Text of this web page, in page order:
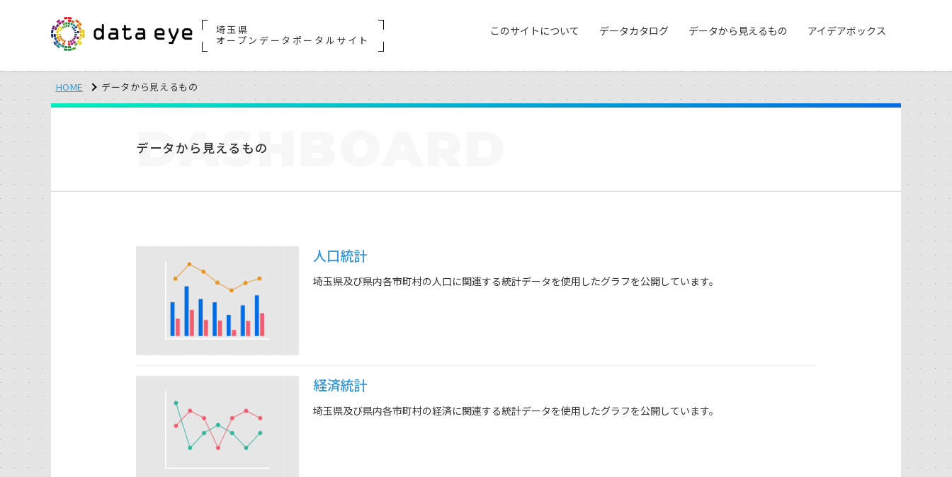
埼玉県
オープンデータポータルサイト
このサイトについて データカタログ データから見えるもの アイデアボックス
HOME データから見えるもの
データから見えるもの
DASHBOARD
人口統計
埼玉県及び県内各市町村の人口に関連する統計データを使用したグラフを公開しています。
経済統計
埼玉県及び県内各市町村の経済に関連する統計データを使用したグラフを公開しています。